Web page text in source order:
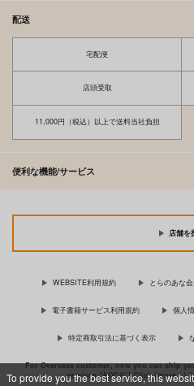
To provide you the best service, this
配送
宅配便
店頭受取
11,000円（税込）以上で送料当社負担
便利な機能/サービス
店舗を
WEBSITE利用規約 とらのあな
電子書籍サービス利用規約 個人
特定商取引法に基づく表示
For Overseas customer, now you can ship
services “AOCS”! Click